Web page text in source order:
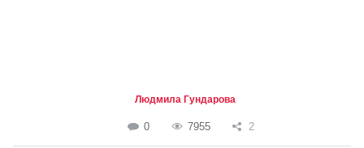
Людмила Гундарова
0 7955 2